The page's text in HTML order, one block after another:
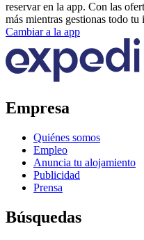
reservar en la app. Con las
más mientras gestionas todo tu
Cambiar a la app
Empresa
Quiénes somos
Empleo
Anuncia tu alojamiento
Publicidad
Prensa
Búsquedas